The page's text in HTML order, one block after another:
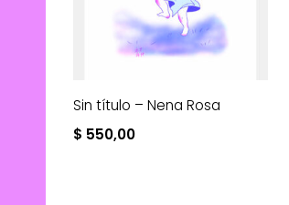
Sin título – Nena Rosa
$ 550,00